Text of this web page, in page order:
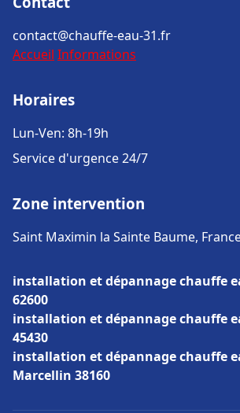
contact@chauffe-eau-31.fr
Accueil Informations
Horaires
Lun-Ven: 8h-19h
Service d'urgence 24/7
Zone intervention
Saint Maximin la Sainte Baume,
installation et dépannage chauffe
62600
installation et dépannage chauffe
45430
installation et dépannage chauffe
Marcellin 38160